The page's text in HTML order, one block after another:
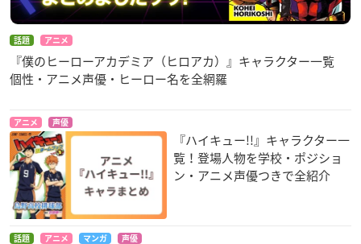
話題 アニメ
『僕のヒーローアカデミア（ヒロアカ）』キャラクター一覧
個性・アニメ声優・ヒーロー名を全網羅
アニメ 声優
『ハイキュー!!』キャラクター一
覧！登場人物を学校・ポジショ
ン・アニメ声優つきで全紹介
話題 アニメ マンガ 声優